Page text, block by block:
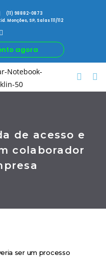
(11) 98882-0873
Monções, SP, Salas 111/112
agora
de acesso e
colaborador
ser um processo